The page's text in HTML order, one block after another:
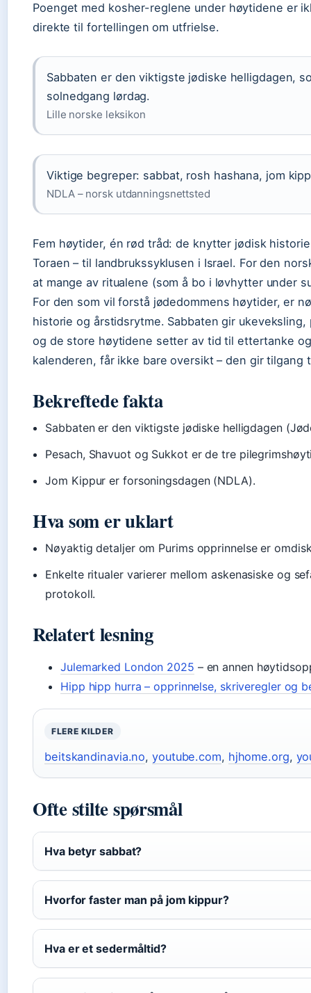
Poenget med kosher-reglene under høytidene er
direkte til fortellingen om utfrielse.
Sabbaten er den viktigste jødiske helligdagen,
solnedgang lørdag.
Lille norske leksikon
Viktige begreper: sabbat, rosh hashana, jom
NDLA – norsk utdanningsnettsted
Fem høytider, én rød tråd: de knytter jødisk
Toraen – til landbrukssyklusen i Israel. For den
at mange av ritualene (som å bo i løvhytter under
For den som vil forstå jødedommens høytider, er
historie og årstidsrytme. Sabbaten gir
og de store høytidene setter av tid til ettertanke
kalenderen, får ikke bare oversikt – den gir tilgang
Bekreftede fakta
Sabbaten er den viktigste jødiske helligdagen
Pesach, Shavuot og Sukkot er de tre
Jom Kippur er forsoningsdagen (NDLA).
Hva som er uklart
Nøyaktig detaljer om Purims opprinnelse er
Enkelte ritualer varierer mellom askenasiske og
protokoll.
Relatert lesning
Julemarked London 2025 – en annen
Hipp hipp hurra – opprinnelse, skriveregler og
FLERE KILDER
beitskandinavia.no,youtube.com, hjhome.org,
Ofte stilte spørsmål
Hva betyr sabbat?
Hvorfor faster man på jom kippur?
Hva er et sedermåltid?